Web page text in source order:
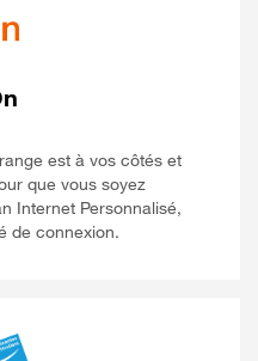
est à vos côtés et
que vous soyez
Internet Personnalisé,
de connexion.